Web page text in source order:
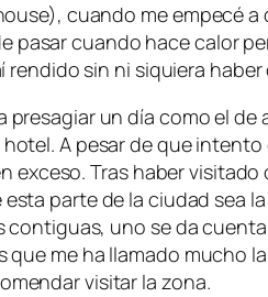
cuando me empecé
cuando hace calor
sin ni siquiera haber
un día como el
hotel. A pesar de que
Tras haber
parte de la ciudad sea
uno se da
me ha llamado
visitar la zona.